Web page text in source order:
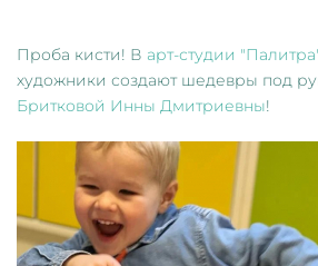
Проба кисти! В арт-студии
художники создают шедевры под
Бритковой Инны Дмитриевны!